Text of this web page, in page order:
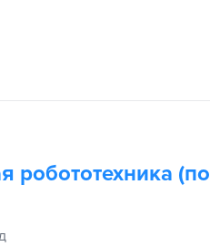
робототехника (по